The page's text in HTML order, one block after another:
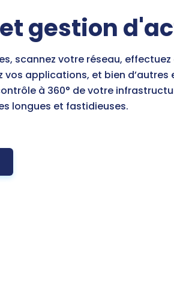
gestion
scannez votre réseau, effectuez
vos applications, et bien d’autres
à 360° de votre
longues et fastidieuses.